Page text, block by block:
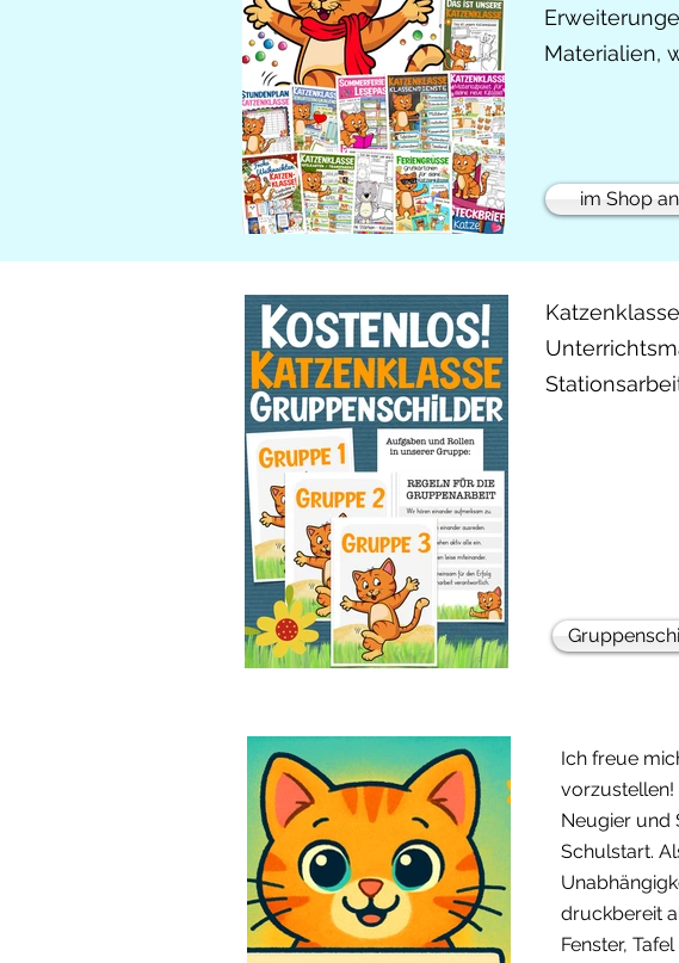
Materialien,
im Shop
Ich freue
vorzustellen!
Neugier und
Schulstart.
druckbereit
Fenster,